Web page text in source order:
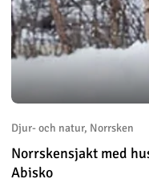
Djur- och natur, Norrsken
Norrskensjakt med
Abisko